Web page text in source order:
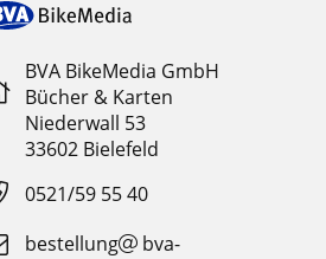
BVA BikeMedia GmbH
Bücher & Karten
Niederwall 53
33602 Bielefeld
0521/59 55 40
bestellung
bva-